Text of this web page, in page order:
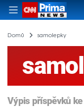
Domů samolepky
Výpis příspěvků